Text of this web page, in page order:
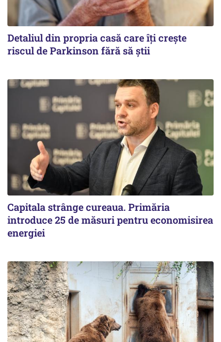
Detaliul din propria casă care îți crește
riscul de Parkinson fără să știi
Capitala strânge cureaua. Primăria
introduce 25 de măsuri pentru economisirea
energiei